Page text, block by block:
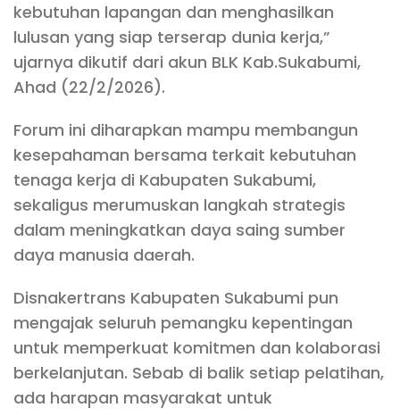
kebutuhan lapangan dan menghasilkan
lulusan yang siap terserap dunia kerja,”
ujarnya dikutif dari akun BLK Kab.Sukabumi,
Ahad (22/2/2026).
Forum ini diharapkan mampu membangun
kesepahaman bersama terkait kebutuhan
tenaga kerja di Kabupaten Sukabumi,
sekaligus merumuskan langkah strategis
dalam meningkatkan daya saing sumber
daya manusia daerah.
Disnakertrans Kabupaten Sukabumi pun
mengajak seluruh pemangku kepentingan
untuk memperkuat komitmen dan kolaborasi
berkelanjutan. Sebab di balik setiap pelatihan,
ada harapan masyarakat untuk